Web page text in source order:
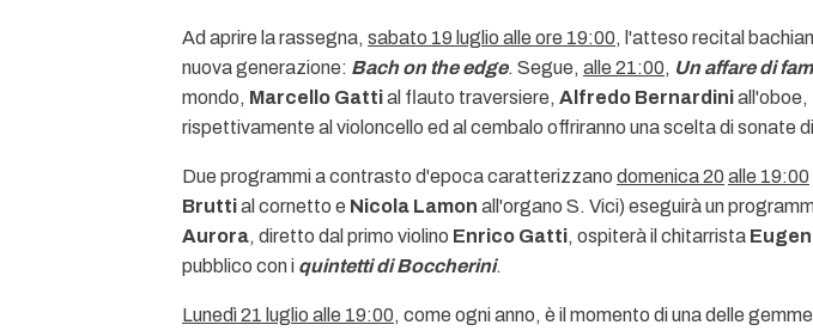
Ad aprire la rassegna, sabato 19 luglio alle ore 19:00, l'atteso recital
nuova generazione: Bach on the edge. Segue, alle 21:00, Un affare di
mondo, Marcello Gattial flauto traversiere, Alfredo Bernardiniall'oboe,
rispettivamente al violoncello ed al cembalo offriranno una scelta di sonate
Due programmi a contrasto d'epoca caratterizzano domenica 20 alle 19:00
Bruttial cornetto e Nicola Lamon all'organo S. Vici) eseguirà un
Aurora, diretto dal primo violino Enrico Gatti, ospiterà il chitarrista
pubblico con i quintetti di Boccherini.
Lunedì 21 luglio alle 19:00, come ogni anno, è il momento di una delle